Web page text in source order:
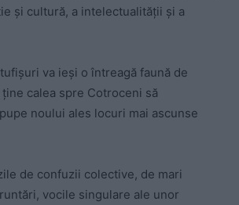
și cultură, a intelectualității și a
va ieși o întreagă faună de
calea spre Cotroceni să
noului ales locuri mai ascunse
de confuzii colective, de mari
vocile singulare ale unor